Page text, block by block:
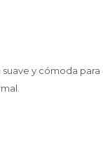
y cómoda